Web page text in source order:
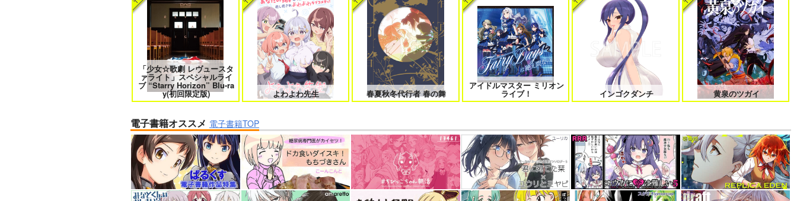
「少女☆歌劇 レヴュースタ
ァライト」スペシャルライ
ブ “Starry Horizon” Blu-ra
y(初回限定版) よわよわ先生 春夏秋冬代行者 春の舞
アイドルマスター ミリオン
ライブ！ インゴクダンチ 黄泉のツガイ
電子書籍オススメ 電子書籍TOP